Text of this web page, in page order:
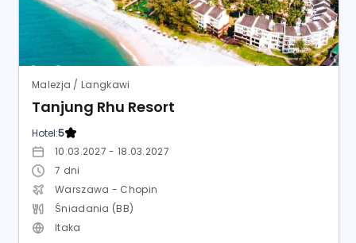
Malezja / Langkawi
Tanjung Rhu Resort
Hotel:5
10.03.2027 - 18.03.2027
7 dni
Warszawa - Chopin
Śniadania (BB)
Itaka